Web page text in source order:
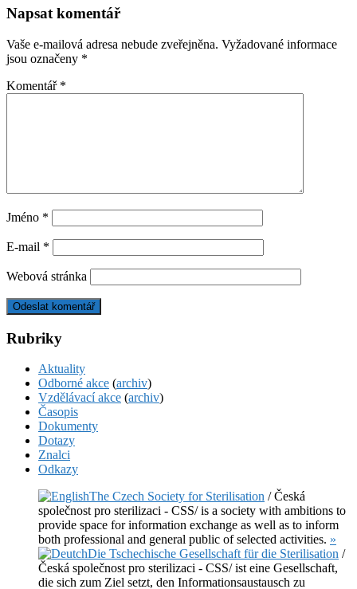
Napsat komentář
Vaše e-mailová adresa nebude zveřejněna. Vyžadované informace
jsou označeny *
Komentář *
Jméno *
E-mail *
Webová stránka
Rubriky
Aktuality
Odborné akce (archiv)
Vzdělávací akce (archiv)
Časopis
Dokumenty
Dotazy
Znalci
Odkazy
The Czech Society for Sterilisation / Česká
společnost pro sterilizaci - CSS/ is a society with ambitions to
provide space for information exchange as well as to inform
both professional and general public of selected activities. »
Die Tschechische Gesellschaft für die Sterilisation /
Česká společnost pro sterilizaci - CSS/ ist eine Gesellschaft,
die sich zum Ziel setzt, den Informationsaustausch zu